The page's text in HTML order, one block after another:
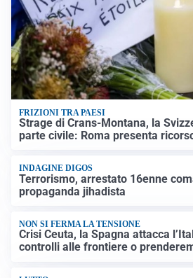
FRIZIONI TRA PAESI
Strage di Crans-Montana, la
parte civile: Roma presenta
INDAGINE DIGOS
Terrorismo, arrestato 16enne
propaganda jihadista
NON SI FERMA LA TENSIONE
Crisi Ceuta, la Spagna attacca
controlli alle frontiere o